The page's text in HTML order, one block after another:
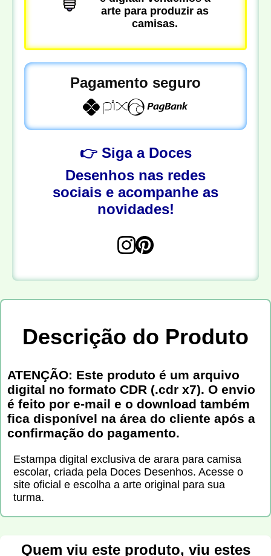
arte para produzir as
camisas.
Pagamento seguro
👉 Siga a Doces
Desenhos nas redes
sociais e acompanhe as
novidades!
Descrição do Produto
ATENÇÃO: Este produto é um arquivo
digital no formato CDR (.cdr x7). O envio
é feito por e-mail e o download também
fica disponível na área do cliente após a
confirmação do pagamento.
Estampa digital exclusiva de arara para camisa
escolar, criada pela Doces Desenhos. Acesse o
site oficial e escolha a arte original para sua
turma.
Quem viu este produto, viu estes